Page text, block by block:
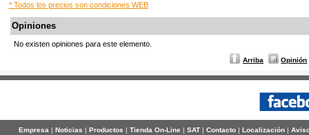
* Todos los precios son condiciones WEB
Opiniones
No existen opiniones para este elemento.
Arriba Opinión
Empresa| Noticias | Productos | Tienda On-Line | SAT| Contacto| Localización|